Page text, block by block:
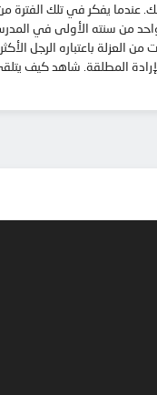
عندما يفكر في تلك الفترة
سنته الأولى في المدرسة
العزلة باعتباره الرجل
المطلقة. شاهد كيف